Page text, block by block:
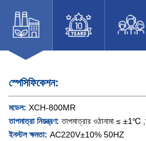
স্পেসিফিকেশন:
মডেল: XCH-800MR
তাপমাত্রা নিয়ন্ত্রণ:তাপমাত্রার ওঠানামা ≤ ±1℃
ইনস্টল ক্ষমতা: AC220V±10% 50HZ